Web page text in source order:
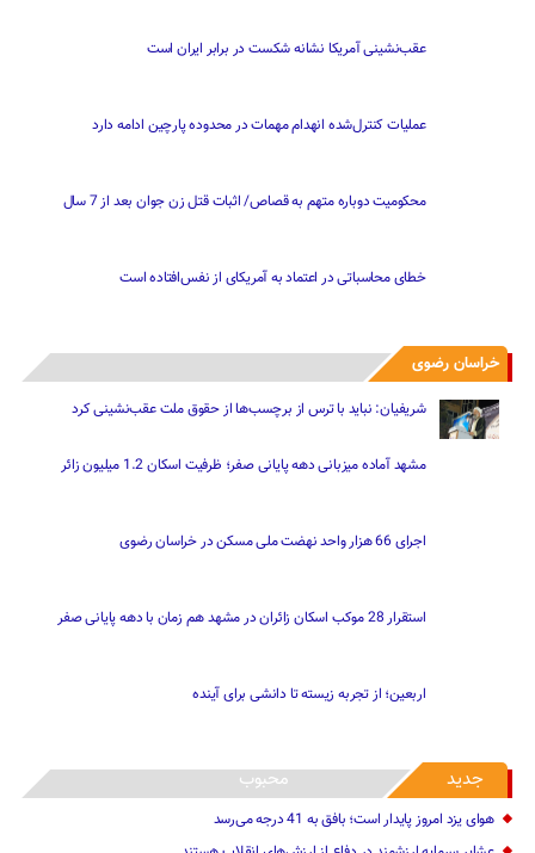
عقب‌نشینی آمریکا نشانه شکست در برابر ایران است
عملیات کنترل‌شده انهدام مهمات در محدوده پارچین ادامه دارد
محکومیت دوباره متهم به قصاص/ اثبات قتل زن جوان بعد از 7 سال
خراسان رضوی
جدید
هوای یزد امروز پایدار است؛ بافق به 41 درجه می‌رسد
عشایر سرمایه ارزشمند در دفاع از ارزش‌های انقلاب هستند